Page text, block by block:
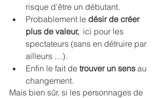
risque d’être un débutant.
Probablement le désir de créer
plus de valeur, ici pour les
spectateurs (sans en détruire par
ailleurs …).
Enfin le fait de trouver un sens au
changement.
Mais bien sûr, si les personnages de